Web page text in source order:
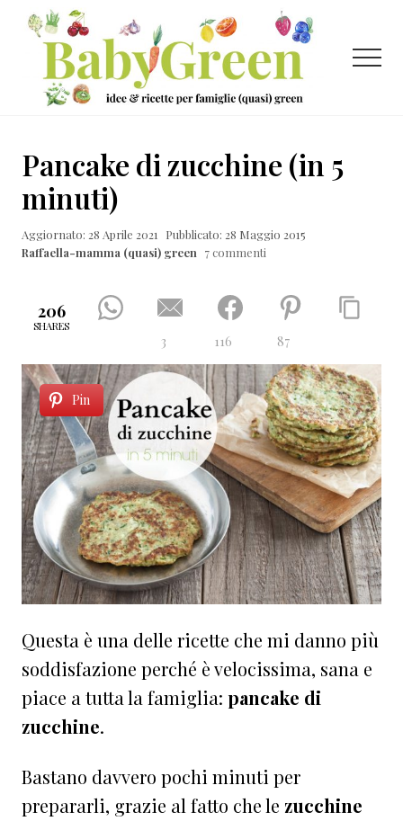
Menu
Passa
contenuto
principale
Passa
laterale
primaria
Passa
ricette
per
famiglie
Menu
Pancake di zucchine (in 5
minuti)
Aggiornato: 28 Aprile 2021
Pubblicato: 28 Maggio 2015
Raffaella-mamma (quasi) green 7 commenti
206
SHARES
3 116 87
Pin
Questa è una delle ricette che mi danno più
soddisfazione perché è velocissima, sana e
piace a tutta la famiglia: pancake di
zucchine.
Bastano davvero pochi minuti per
prepararli, grazie al fatto che le zucchine